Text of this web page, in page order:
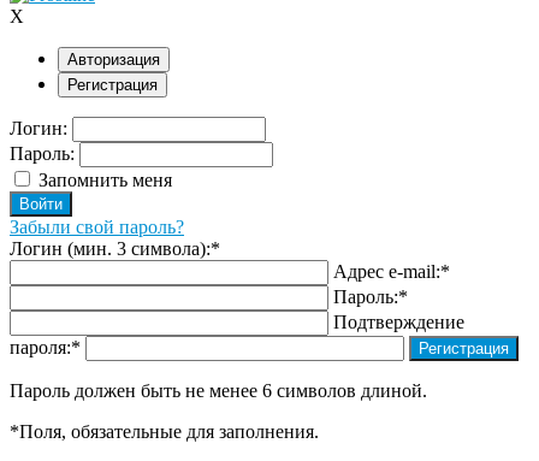
X
Авторизация
Регистрация
Логин:
Пароль:
Запомнить меня
Забыли свой пароль?
Логин (мин. 3 символа):*
Адрес e-mail:*
Пароль:*
Подтверждение
пароля:*
Пароль должен быть не менее 6 символов длиной.
*Поля, обязательные для заполнения.